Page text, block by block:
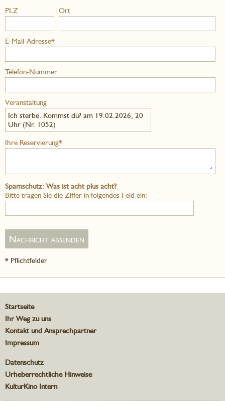
PLZ Ort
E-Mail-Adresse*
Telefon-Nummer
Veranstaltung
Ich sterbe. Kommst du? am 19.02.2026, 20
Uhr (Nr. 1052)
Ihre Reservierung*
Spamschutz: Was ist acht plus acht?
Bitte tragen Sie die Ziffer in folgendes Feld ein:
* Pflichtfelder
Startseite
Ihr Weg zu uns
Kontakt und Ansprechpartner
Impressum
Datenschutz
Urheberrechtliche Hinweise
KulturKino Intern